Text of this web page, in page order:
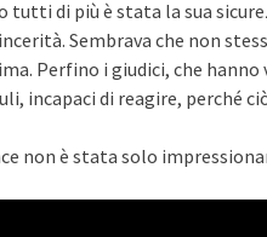
tutti di più è stata la sua
Sembrava che non
Perfino i giudici, che
incapaci di reagire, perché
non è stata solo